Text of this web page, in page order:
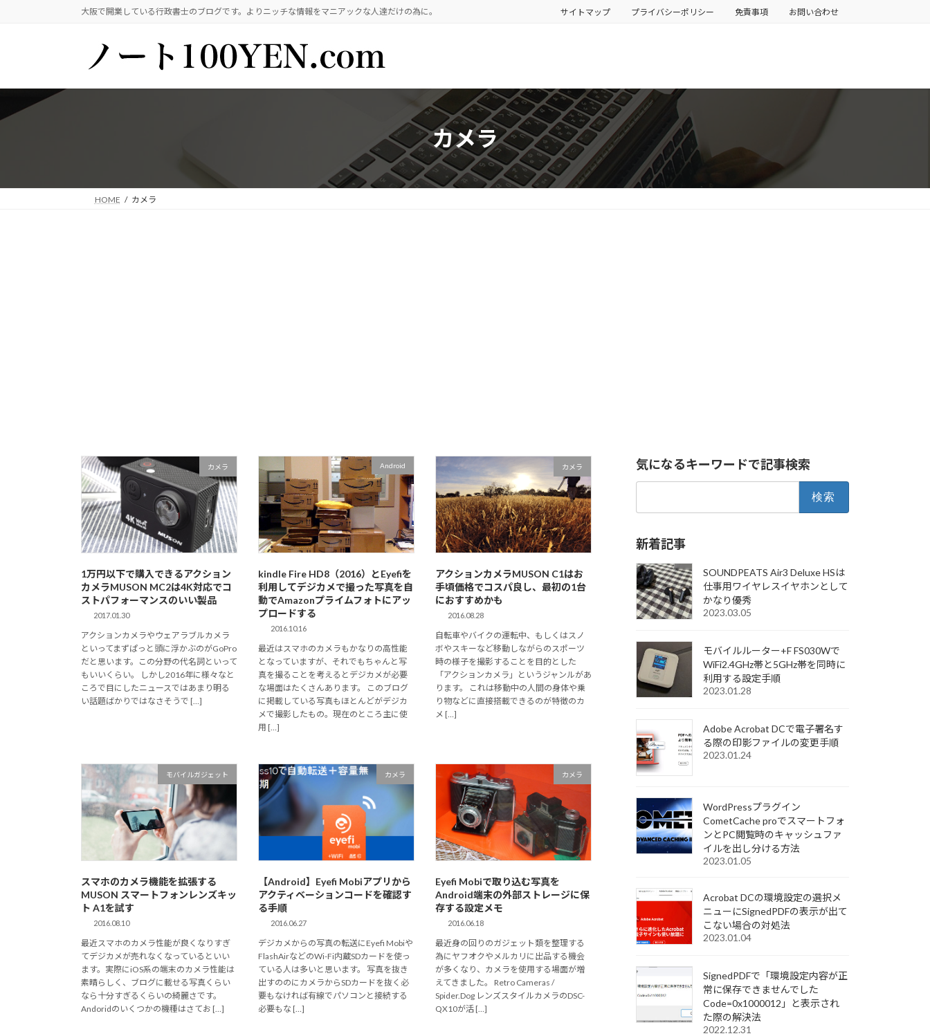
へ
キ
ョ
に
大阪で開業している行政書士のブログです。よりニッチな情報をマニアックな人達だけの為に。 サイトマップ プライバシーポリシー 免責事項 お問い合わせ
カメラ
HOME カメラ
カメラ
1万円以下で購入できるアクション
カメラMUSON MC2は4K対応でコ
ストパフォーマンスのいい製品
2017.01.30
アクションカメラやウェアラブルカメラ
といってまずぱっと頭に浮かぶのがGoPro
だと思います。この分野の代名詞といって
もいいくらい。 しかし2016年に様々なと
ころで目にしたニュースではあまり明る
い話題ばかりではなさそうで […]
Android
kindle Fire HD8（2016）とEyefiを
利用してデジカメで撮った写真を自
動でAmazonプライムフォトにアッ
プロードする
2016.10.16
最近はスマホのカメラもかなりの高性能
となっていますが、それでもちゃんと写
真を撮ることを考えるとデジカメが必要
な場面はたくさんあります。 このブログ
に掲載している写真もほとんどがデジカ
メで撮影したもの。現在のところ主に使
用 […]
カメラ
アクションカメラMUSON C1はお
手頃価格でコスパ良し、最初の1台
におすすめかも
2016.08.28
自転車やバイクの運転中、もしくはスノ
ボやスキーなど移動しながらのスポーツ
時の様子を撮影することを目的とした
「アクションカメラ」というジャンルがあ
ります。 これは移動中の人間の身体や乗
り物などに直接搭載できるのが特徴のカ
メ […]
モバイルガジェット
スマホのカメラ機能を拡張する
MUSON スマートフォンレンズキッ
ト A1を試す
2016.08.10
最近スマホのカメラ性能が良くなりすぎ
てデジカメが売れなくなっているといい
ます。実際にiOS系の端末のカメラ性能は
素晴らしく、ブログに載せる写真くらい
なら十分すぎるくらいの綺麗さです。
Andoridのいくつかの機種はさてお […]
カメラ
【Android】Eyefi Mobiアプリから
アクティベーションコードを確認す
る手順
2016.06.27
デジカメからの写真の転送にEyefi Mobiや
FlashAirなどのWi-Fi内蔵SDカードを使っ
ている人は多いと思います。 写真を抜き
出すののにカメラからSDカードを抜く必
要もなければ有線でパソコンと接続する
必要もな […]
カメラ
Eyefi Mobiで取り込む写真を
Android端末の外部ストレージに保
存する設定メモ
2016.06.18
最近身の回りのガジェット類を整理する
為にヤフオクやメルカリに出品する機会
が多くなり、カメラを使用する場面が増
えてきました。 Retro Cameras /
Spider.Dog レンズスタイルカメラのDSC-
QX10が活 […]
気になるキーワードで記事検索
新着記事
SOUNDPEATS Air3 Deluxe HSは
仕事用ワイヤレスイヤホンとして
かなり優秀
2023.03.05
モバイルルーター+F FS030Wで
WiFi2.4GHz帯と5GHz帯を同時に
利用する設定手順
2023.01.28
Adobe Acrobat DCで電子署名す
る際の印影ファイルの変更手順
2023.01.24
WordPressプラグイン
CometCache proでスマートフォ
ンとPC閲覧時のキャッシュファ
イルを出し分ける方法
2023.01.05
Acrobat DCの環境設定の選択メ
ニューにSignedPDFの表示が出て
こない場合の対処法
2023.01.04
SignedPDFで「環境設定内容が正
常に保存できませんでした
Code=0x1000012」と表示され
た際の解決法
2022.12.31